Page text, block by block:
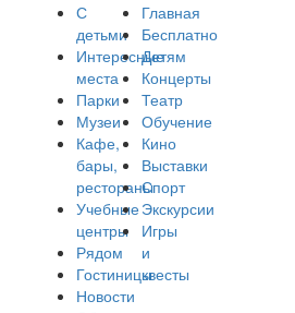
С
детьми
Интересные
места
Парки
Музеи
Кафе,
бары,
рестораны
Учебные
центры
Рядом
Гостиницы
Новости
Главная
Бесплатно
Детям
Концерты
Театр
Обучение
Кино
Выставки
Спорт
Экскурсии
Игры
и
квесты